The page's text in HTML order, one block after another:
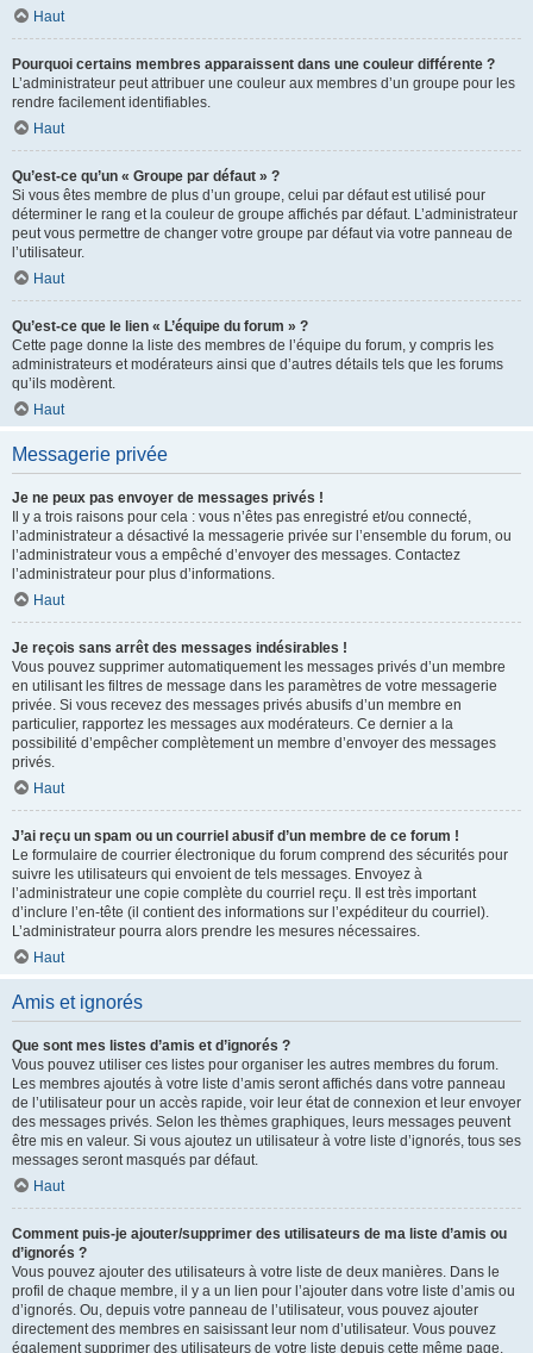
Haut
Pourquoi certains membres apparaissent dans une couleur différente ?
L’administrateur peut attribuer une couleur aux membres d’un groupe pour les
rendre facilement identifiables.
Haut
Qu’est-ce qu’un « Groupe par défaut » ?
Si vous êtes membre de plus d’un groupe, celui par défaut est utilisé pour
déterminer le rang et la couleur de groupe affichés par défaut. L’administrateur
peut vous permettre de changer votre groupe par défaut via votre panneau de
l’utilisateur.
Haut
Qu’est-ce que le lien « L’équipe du forum » ?
Cette page donne la liste des membres de l’équipe du forum, y compris les
administrateurs et modérateurs ainsi que d’autres détails tels que les forums
qu’ils modèrent.
Haut
Messagerie privée
Je ne peux pas envoyer de messages privés !
Il y a trois raisons pour cela : vous n’êtes pas enregistré et/ou connecté,
l’administrateur a désactivé la messagerie privée sur l’ensemble du forum, ou
l’administrateur vous a empêché d’envoyer des messages. Contactez
l’administrateur pour plus d’informations.
Haut
Je reçois sans arrêt des messages indésirables !
Vous pouvez supprimer automatiquement les messages privés d’un membre
en utilisant les filtres de message dans les paramètres de votre messagerie
privée. Si vous recevez des messages privés abusifs d’un membre en
particulier, rapportez les messages aux modérateurs. Ce dernier a la
possibilité d’empêcher complètement un membre d’envoyer des messages
privés.
Haut
J’ai reçu un spam ou un courriel abusif d’un membre de ce forum !
Le formulaire de courrier électronique du forum comprend des sécurités pour
suivre les utilisateurs qui envoient de tels messages. Envoyez à
l’administrateur une copie complète du courriel reçu. Il est très important
d’inclure l’en-tête (il contient des informations sur l’expéditeur du courriel).
L’administrateur pourra alors prendre les mesures nécessaires.
Haut
Amis et ignorés
Que sont mes listes d’amis et d’ignorés ?
Vous pouvez utiliser ces listes pour organiser les autres membres du forum.
Les membres ajoutés à votre liste d’amis seront affichés dans votre panneau
de l’utilisateur pour un accès rapide, voir leur état de connexion et leur envoyer
des messages privés. Selon les thèmes graphiques, leurs messages peuvent
être mis en valeur. Si vous ajoutez un utilisateur à votre liste d’ignorés, tous ses
messages seront masqués par défaut.
Haut
Comment puis-je ajouter/supprimer des utilisateurs de ma liste d’amis ou
d’ignorés ?
Vous pouvez ajouter des utilisateurs à votre liste de deux manières. Dans le
profil de chaque membre, il y a un lien pour l’ajouter dans votre liste d’amis ou
d’ignorés. Ou, depuis votre panneau de l’utilisateur, vous pouvez ajouter
directement des membres en saisissant leur nom d’utilisateur. Vous pouvez
également supprimer des utilisateurs de votre liste depuis cette même page.